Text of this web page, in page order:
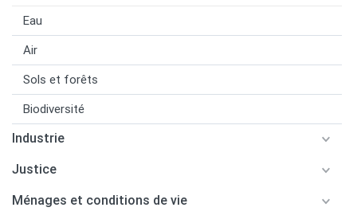
Eau
Air
Sols et forêts
Biodiversité
Industrie
Justice
Ménages et conditions de vie